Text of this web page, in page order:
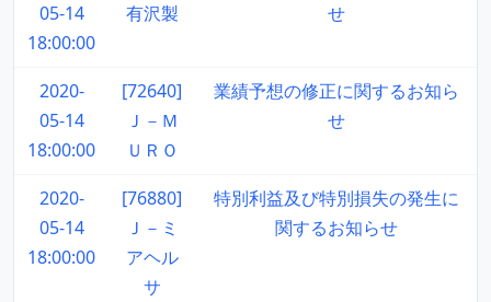
05-14
18:00:00
有沢製
せ
2020-
05-14
18:00:00
[72640]
Ｊ－Ｍ
ＵＲＯ
業績予想の修正に関するお知ら
せ
2020-
05-14
18:00:00
[76880]
Ｊ－ミ
アヘル
サ
特別利益及び特別損失の発生に
関するお知らせ